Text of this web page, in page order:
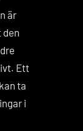
är
den
Ett
ta
i